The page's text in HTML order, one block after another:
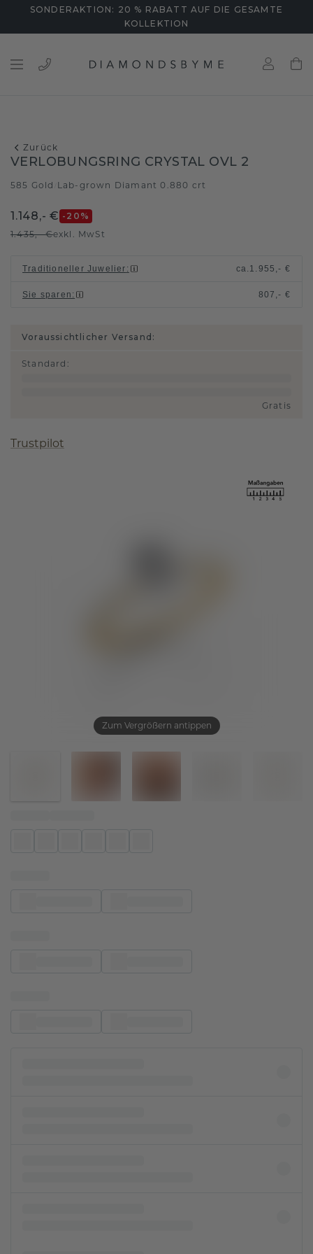
SONDERAKTION: 20 % RABATT AUF DIE GESAMTE
KOLLEKTION
Zurück
Zum Vergrößern antippen
VERLOBUNGSRING CRYSTAL OVL 2
585 Gold Lab-grown Diamant 0.880 crt
1.148,- € -20 %
1.435,- €exkl. MwSt
Traditioneller Juwelier : ca. 1.955,- €
Sie sparen : 807,- €
Voraussichtlicher Versand:
Standard :
Gratis
Trustpilot